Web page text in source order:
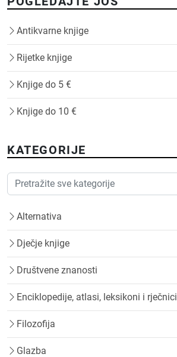
Antikvarne knjige
Rijetke knjige
Knjige do 5 €
Knjige do 10 €
KATEGORIJE
Alternativa
Dječje knjige
Društvene znanosti
Enciklopedije, atlasi, leksikoni i rječnici
Filozofija
Glazba